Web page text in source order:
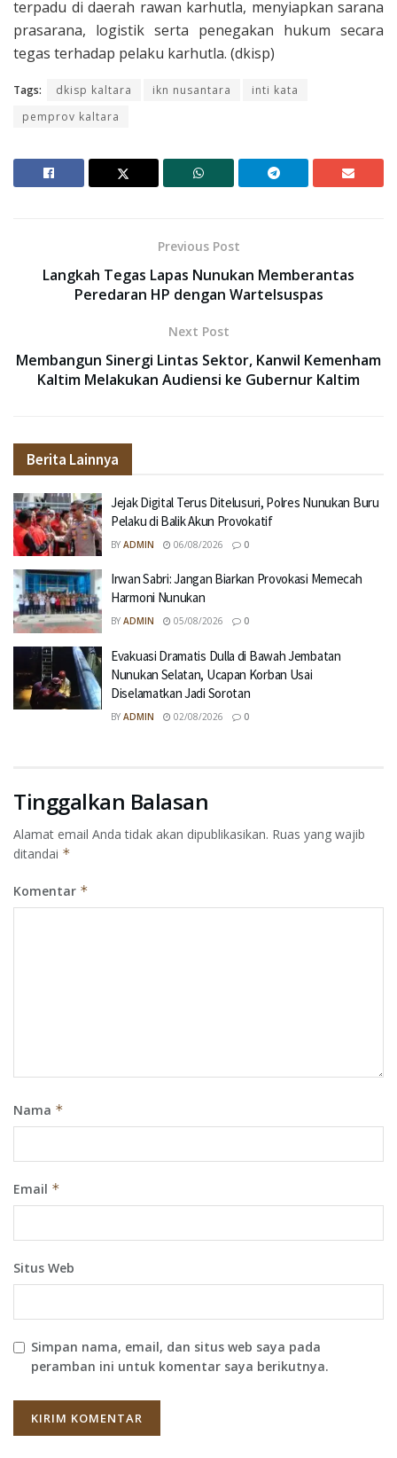
terpadu di daerah rawan karhutla, menyiapkan sarana
prasarana, logistik serta penegakan hukum secara
tegas terhadap pelaku karhutla. (dkisp)
Tags: dkisp kaltara ikn nusantara
inti kata
pemprov kaltara
Previous Post
Langkah Tegas Lapas Nunukan Memberantas
Peredaran HP dengan Wartelsuspas
Next Post
Membangun Sinergi Lintas Sektor, Kanwil Kemenham
Kaltim Melakukan Audiensi ke Gubernur Kaltim
Berita Lainnya
Jejak Digital Terus Ditelusuri, Polres Nunukan Buru
Pelaku di Balik Akun Provokatif
BY ADMIN 06/08/2026 0
Irwan Sabri: Jangan Biarkan Provokasi Memecah
Harmoni Nunukan
BY ADMIN 05/08/2026 0
Evakuasi Dramatis Dulla di Bawah Jembatan
Nunukan Selatan, Ucapan Korban Usai
Diselamatkan Jadi Sorotan
BY ADMIN 02/08/2026 0
Tinggalkan Balasan
Alamat email Anda tidak akan dipublikasikan. Ruas yang wajib
ditandai *
Komentar *
Nama *
Email *
Situs Web
Simpan nama, email, dan situs web saya pada
peramban ini untuk komentar saya berikutnya.